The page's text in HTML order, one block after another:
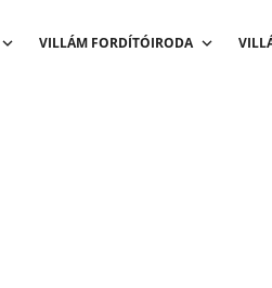
VILLÁM FORDÍTÓIRODA